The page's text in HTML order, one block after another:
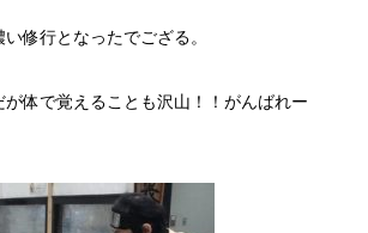
修行となったでござる。
体で覚えることも沢山！！がんばれー